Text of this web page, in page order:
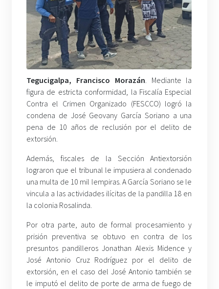
Tegucigalpa, Francisco Morazán . Mediante la
figura de estricta conformidad, la Fiscalía Especial
Contra el Crimen Organizado (FESCCO) logró la
condena de José Geovany García Soriano a una
pena de 10 años de reclusión por el delito de
extorsión.
Además, fiscales de la Sección Antiextorsión
lograron que el tribunal le impusiera al condenado
una multa de 10 mil lempiras. A García Soriano se le
vincula a las actividades ilícitas de la pandilla 18 en
la colonia Rosalinda.
Por otra parte, auto de formal procesamiento y
prisión preventiva se obtuvo en contra de los
presuntos pandilleros Jonathan Alexis Midence y
José Antonio Cruz Rodríguez por el delito de
extorsión, en el caso del José Antonio también se
le imputó el delito de porte de arma de fuego de